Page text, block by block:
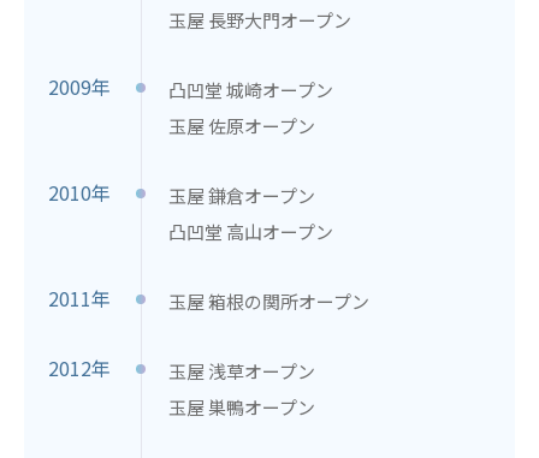
玉屋 長野大門オープン
2009年
凸凹堂 城崎オープン
玉屋 佐原オープン
2010年
玉屋 鎌倉オープン
凸凹堂 高山オープン
2011年 玉屋 箱根の関所オープン
2012年
玉屋 浅草オープン
玉屋 巣鴨オープン